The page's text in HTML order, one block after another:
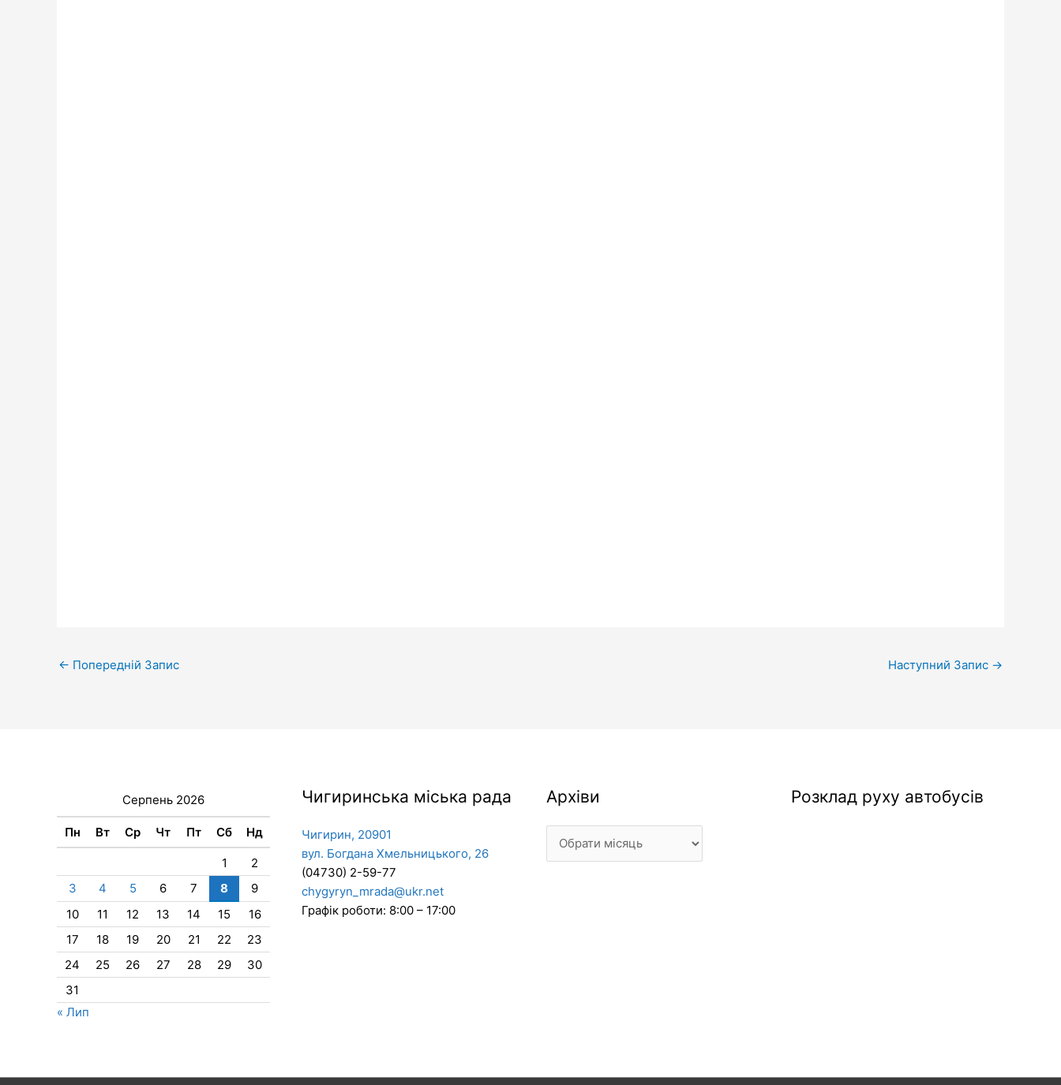
← Попередній Запис Наступний Запис →
Серпень 2026
Пн Вт Ср Чт Пт Сб Нд
1
2
3
4 5 6 7 8
9
10
11 12 13 14 15
16
17
18 19 20 21 22
23
24
25 26 27 28 29
30
31
« Лип
Чигиринська міська рада
Чигирин, 20901
вул. Богдана Хмельницького, 26
(04730) 2-59-77
chygyryn_mrada@ukr.net
Графік роботи: 8:00 – 17:00
Архіви
Архіви Розклад руху автобусів